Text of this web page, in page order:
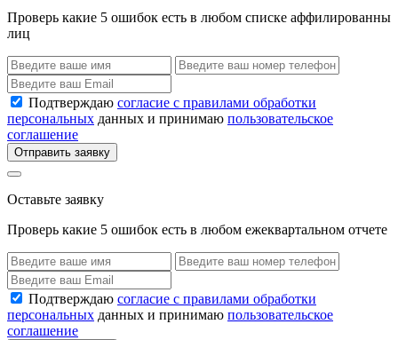
Проверь какие 5 ошибок есть в любом списке аффилированны
лиц
Подтверждаю согласие с правилами обработки
персональных данных и принимаю пользовательское
соглашение
Отправить заявку
Оставьте заявку
Проверь какие 5 ошибок есть в любом ежеквартальном отчете
Подтверждаю согласие с правилами обработки
персональных данных и принимаю пользовательское
соглашение